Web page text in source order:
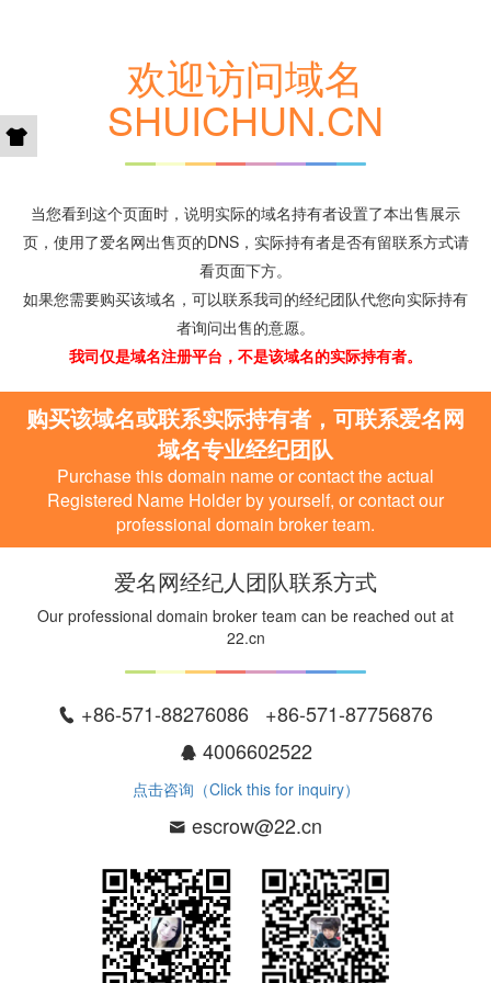
欢迎访问域名
SHUICHUN.CN
当您看到这个页面时，说明实际的域名持有者设置了本出售展示
页，使用了爱名网出售页的DNS，实际持有者是否有留联系方式请
看页面下方。
如果您需要购买该域名，可以联系我司的经纪团队代您向实际持有
者询问出售的意愿。
我司仅是域名注册平台，不是该域名的实际持有者。
购买该域名或联系实际持有者，可联系爱名网
域名专业经纪团队
Purchase this domain name or contact the actual
Registered Name Holder by yourself, or contact our
professional domain broker team.
爱名网经纪人团队联系方式
Our professional domain broker team can be reached out at
22.cn
+86-571-88276086 +86-571-87756876
4006602522
点击咨询（Click this for inquiry）
escrow@22.cn